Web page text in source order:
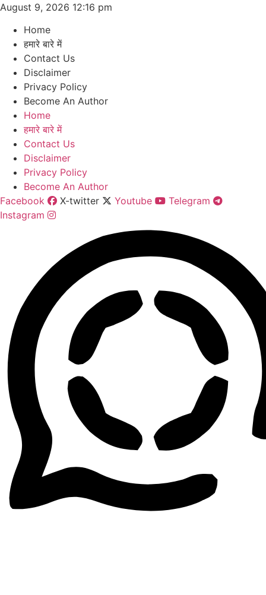
Skip
content
August 9, 2026 12:16 pm
Home
हमारे बारे में
Contact Us
Disclaimer
Privacy Policy
Become An Author
Home
हमारे बारे में
Contact Us
Disclaimer
Privacy Policy
Become An Author
Facebook
X-twitter Youtube
Telegram
Instagram